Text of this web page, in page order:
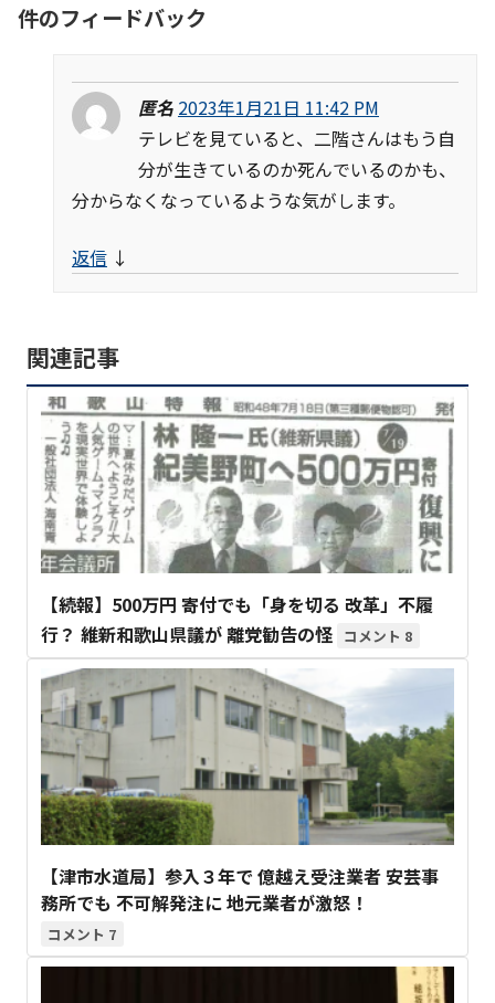
件のフィードバック
匿名 2023年1月21日 11:42 PM
テレビを見ていると、二階さんはもう自
分が生きているのか死んでいるのかも、
分からなくなっているような気がします。
返信 ↓
関連記事
【続報】500万円 寄付でも「身を切る 改革」不履
行？ 維新和歌山県議が 離党勧告の怪
8
【津市水道局】参入３年で 億越え受注業者 安芸事
務所でも 不可解発注に 地元業者が激怒！
7